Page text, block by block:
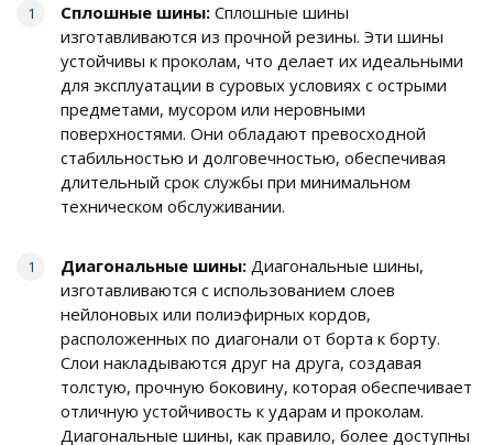
Сплошные шины: Сплошные шины
изготавливаются из прочной резины. Эти шины
устойчивы к проколам, что делает их идеальными
для эксплуатации в суровых условиях с острыми
предметами, мусором или неровными
поверхностями. Они обладают превосходной
стабильностью и долговечностью, обеспечивая
длительный срок службы при минимальном
техническом обслуживании.
Диагональные шины: Диагональные шины,
изготавливаются с использованием слоев
нейлоновых или полиэфирных кордов,
расположенных по диагонали от борта к борту.
Слои накладываются друг на друга, создавая
толстую, прочную боковину, которая обеспечивает
отличную устойчивость к ударам и проколам.
Диагональные шины, как правило, более доступны